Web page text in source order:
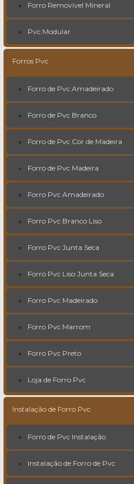
Forro Removível Mineral
Pvc Modular
Forros Pvc
Forro de Pvc Amadeirado
Forro de Pvc Branco
Forro de Pvc Cor de Madeira
Forro de Pvc Madeira
Forro Pvc Amadeirado
Forro Pvc Branco Liso
Forro Pvc Junta Seca
Forro Pvc Liso Junta Seca
Forro Pvc Madeirado
Forro Pvc Marrom
Forro Pvc Preto
Loja de Forro Pvc
Instalação de Forro Pvc
Forro de Pvc Instalação
Instalação de Forro de Pvc